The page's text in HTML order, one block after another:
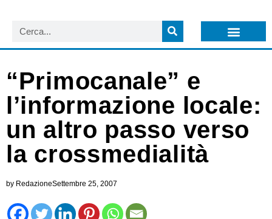
“Primocanale” e
l’informazione locale:
un altro passo verso
la crossmedialità
by RedazioneSettembre 25, 2007